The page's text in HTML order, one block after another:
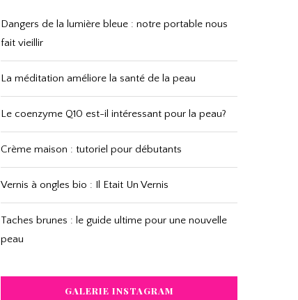
Dangers de la lumière bleue : notre portable nous
fait vieillir
La méditation améliore la santé de la peau
Le coenzyme Q10 est-il intéressant pour la peau?
Crème maison : tutoriel pour débutants
Vernis à ongles bio : Il Etait Un Vernis
Taches brunes : le guide ultime pour une nouvelle
peau
GALERIE INSTAGRAM